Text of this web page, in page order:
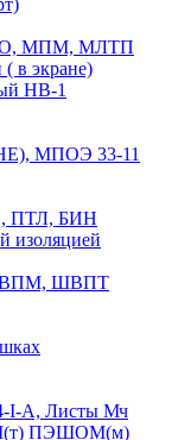
МПМ, МЛТП
в экране)
HB-1
МПОЭ 33-11
ПТЛ, БИН
изоляцией
ШВПМ, ШВПТ
I-А, Листы Мч
ПЭШОМ(м)